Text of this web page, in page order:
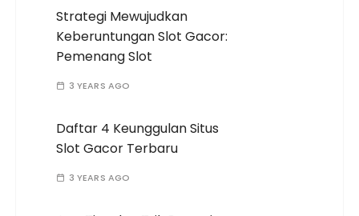
Strategi Mewujudkan
Keberuntungan Slot Gacor:
Pemenang Slot
3 YEARS AGO
Daftar 4 Keunggulan Situs
Slot Gacor Terbaru
3 YEARS AGO